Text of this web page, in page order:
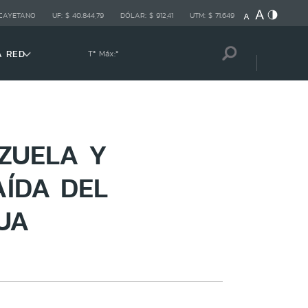
UF: $ 40.844,79 DÓLAR: $ 912,41 UTM: $ 71.649
RED Tª Máx:º
Y
DEL